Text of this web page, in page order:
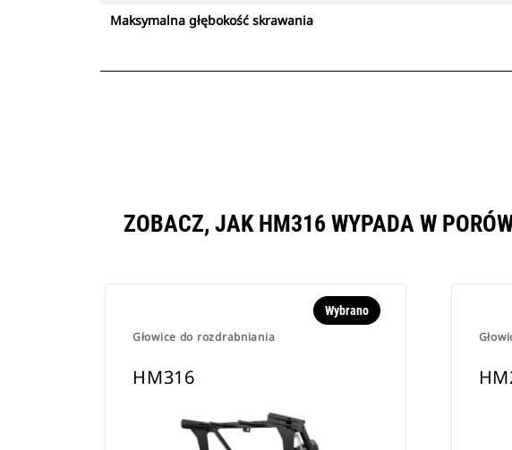
Maksymalna głębokość skrawania
ZOBACZ, JAK HM316 WYPADA W
Głowice do rozdrabniania
Wybrano
HM316